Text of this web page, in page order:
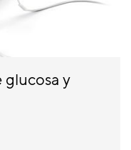
glucosa y